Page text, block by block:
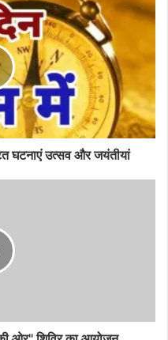
घटनाएं उत्सव और जयंतीयां